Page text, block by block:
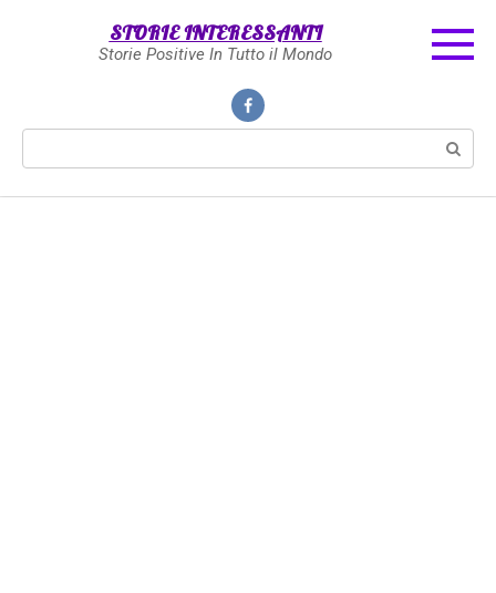
STORIE INTERESSANTI
Storie Positive In Tutto il Mondo